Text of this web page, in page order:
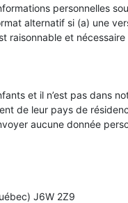
personnelles
alternatif si (a) une
raisonnable et
et il n’est pas dans
de leur pays de
aucune donnée
J6W 2Z9